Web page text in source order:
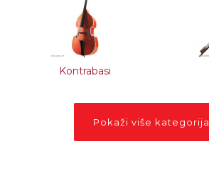
Kontrabasi
Pokaži više kategorija